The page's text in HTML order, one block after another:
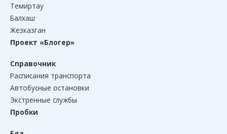
Темиртау
Балхаш
Жезказган
Проект «Блогер»
Справочник
Расписания транспорта
Автобусные остановки
Экстренные службы
Пробки